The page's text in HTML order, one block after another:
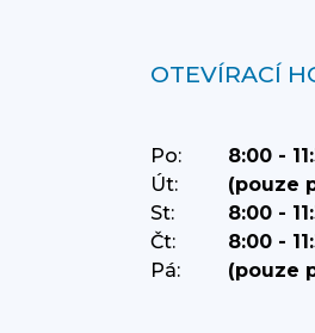
OTEVÍRACÍ
Po:
8:00 -
Út:
(pouze
St:
8:00 -
Čt:
8:00 -
Pá:
(pouze